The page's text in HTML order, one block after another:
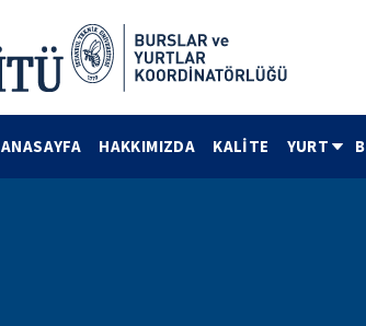
ANASAYFA HAKKIMIZDA KALİTE YURT